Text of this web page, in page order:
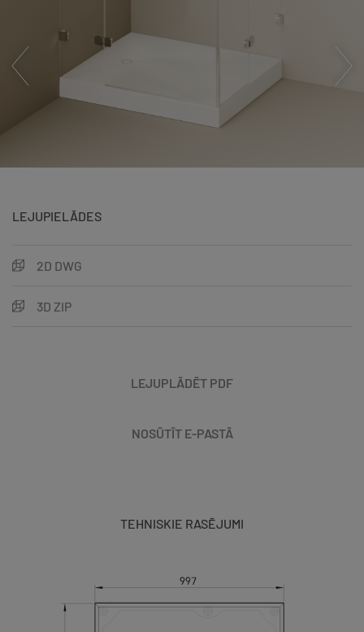
LEJUPIELĀDES
2D DWG
3D ZIP
LEJUPLĀDĒT PDF
NOSŪTĪT E-PASTĀ
TEHNISKIE RASĒJUMI